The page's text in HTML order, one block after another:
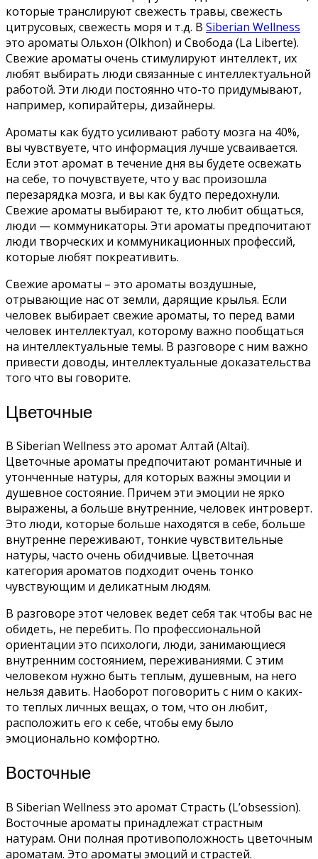
которые транслируют свежесть травы, свежесть
цитрусовых, свежесть моря и т.д. В Siberian Wellness
это ароматы Ольхон (Olkhon) и Свобода (La Liberte).
Свежие ароматы очень стимулируют интеллект, их
любят выбирать люди связанные с интеллектуальной
работой. Эти люди постоянно что-то придумывают,
например, копирайтеры, дизайнеры.
Ароматы как будто усиливают работу мозга на 40%,
вы чувствуете, что информация лучше усваивается.
Если этот аромат в течение дня вы будете освежать
на себе, то почувствуете, что у вас произошла
перезарядка мозга, и вы как будто передохнули.
Свежие ароматы выбирают те, кто любит общаться,
люди — коммуникаторы. Эти ароматы предпочитают
люди творческих и коммуникационных профессий,
которые любят покреативить.
Свежие ароматы – это ароматы воздушные,
отрывающие нас от земли, дарящие крылья. Если
человек выбирает свежие ароматы, то перед вами
человек интеллектуал, которому важно пообщаться
на интеллектуальные темы. В разговоре с ним важно
привести доводы, интеллектуальные доказательства
того что вы говорите.
Цветочные
В Siberian Wellness это аромат Алтай (Altai).
Цветочные ароматы предпочитают романтичные и
утонченные натуры, для которых важны эмоции и
душевное состояние. Причем эти эмоции не ярко
выражены, а больше внутренние, человек интроверт.
Это люди, которые больше находятся в себе, больше
внутренне переживают, тонкие чувствительные
натуры, часто очень обидчивые. Цветочная
категория ароматов подходит очень тонко
чувствующим и деликатным людям.
В разговоре этот человек ведет себя так чтобы вас не
обидеть, не перебить. По профессиональной
ориентации это психологи, люди, занимающиеся
внутренним состоянием, переживаниями. С этим
человеком нужно быть теплым, душевным, на него
нельзя давить. Наоборот поговорить с ним о каких-
то теплых личных вещах, о том, что он любит,
расположить его к себе, чтобы ему было
эмоционально комфортно.
Восточные
В Siberian Wellness это аромат Страсть (L’obsession).
Восточные ароматы принадлежат страстным
натурам. Они полная противоположность цветочным
ароматам. Это ароматы эмоций и страстей.